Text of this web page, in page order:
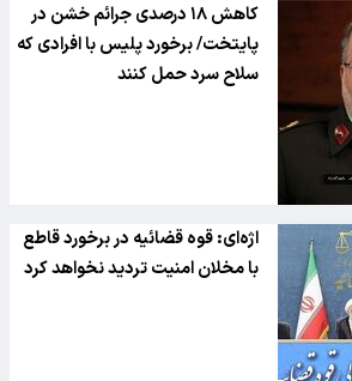
کاهش ۱۸ درصدی جرائم خشن در
پایتخت/ برخورد پلیس با افرادی که
سلاح سرد حمل کنند
اژه‌ای: قوه قضائیه در برخورد قاطع
با مخلان امنیت تردید نخواهد کرد